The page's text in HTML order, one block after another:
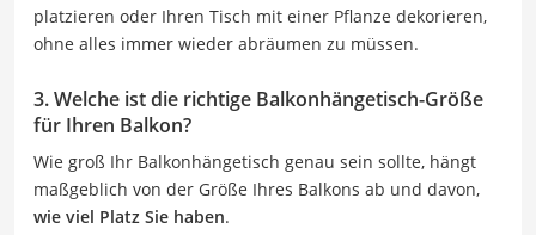
platzieren oder Ihren Tisch mit einer Pflanze dekorieren,
ohne alles immer wieder abräumen zu müssen.
3. Welche ist die richtige Balkonhängetisch-Größe
für Ihren Balkon?
Wie groß Ihr Balkonhängetisch genau sein sollte, hängt
maßgeblich von der Größe Ihres Balkons ab und davon,
wie viel Platz Sie haben.